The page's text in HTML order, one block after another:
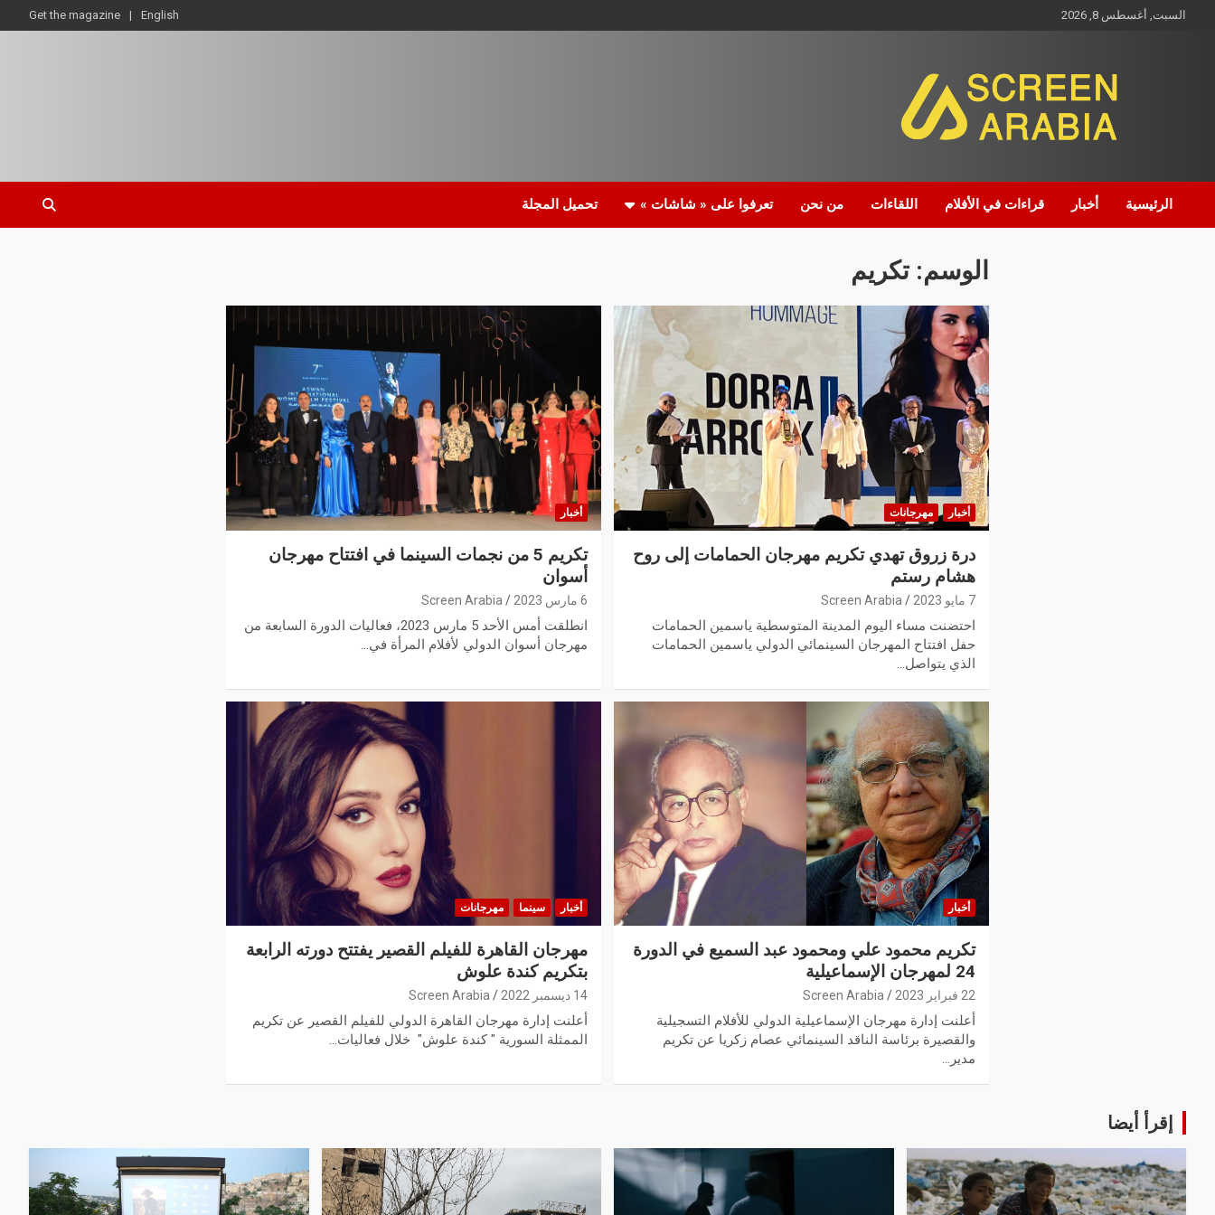
السبت, أغسطس 8, 2026 English
Get the magazine
Screen Arabia
الرئيسية أخبار قراءات في الأفلام اللقاءات من نحن تعرفوا على « شاشات » تحميل المجلة
الوسم:تكريم
أخبار مهرجانات
درة زروق تهدي تكريم مهرجان الحمامات إلى روح
هشام رستم‎‎
7 مايو 2023 Screen Arabia
احتضنت مساء اليوم المدينة المتوسطية ياسمين الحمامات
حفل افتتاح المهرجان السينمائي الدولي ياسمين الحمامات
الذي يتواصل…
أخبار
تكريم 5 من نجمات السينما في افتتاح مهرجان
أسوان
6 مارس 2023 Screen Arabia
انطلقت أمس الأحد 5 مارس 2023، فعاليات الدورة السابعة من
مهرجان أسوان الدولي لأفلام المرأة في…
أخبار
تكريم محمود علي ومحمود عبد السميع في الدورة
24 لمهرجان الإسماعيلية
22 فبراير 2023 Screen Arabia
أعلنت إدارة مهرجان الإسماعيلية الدولي للأفلام التسجيلية
والقصيرة برئاسة الناقد السينمائي عصام زكريا عن تكريم
مدير…
أخبار سينما مهرجانات
مهرجان القاهرة للفيلم القصير يفتتح دورته الرابعة
بتكريم كندة علوش
14 ديسمبر 2022 Screen Arabia
أعلنت إدارة مهرجان القاهرة الدولي للفيلم القصير عن تكريم
الممثلة السورية " كندة علوش" خلال فعاليات…
إقرأ أيضا